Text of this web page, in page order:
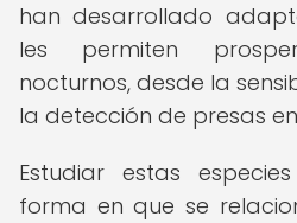
han desarrollado
les permiten
nocturnos, desde la
la detección de presas
Estudiar estas
forma en que se